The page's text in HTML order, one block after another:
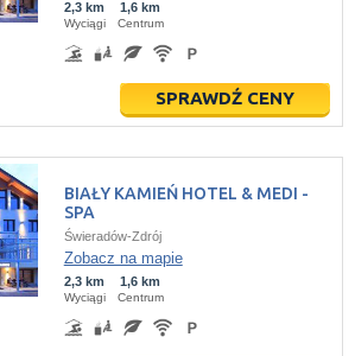
2,3 km
Wyciągi
1,6 km
Centrum
SPRAWDŹ CENY
BIAŁY KAMIEŃ HOTEL & MEDI -
SPA
Świeradów-Zdrój
Zobacz na mapie
2,3 km
Wyciągi
1,6 km
Centrum